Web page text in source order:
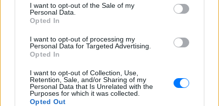
I want to opt-out of the Sale of my
Personal Data.
Opted In
I want to opt-out of processing my
Personal Data for Targeted Advertising.
Opted In
I want to opt-out of Collection, Use,
Retention, Sale, and/or Sharing of my
Personal Data that Is Unrelated with the
Purposes for which it was collected.
Opted Out
Αντιλαμβάνεστε ότι τα οικονομικά
σας δεν σας επιτρέπουν να κάνετε
καταπιέζει.
ΔΙΑΦΗΜΙΣΗ